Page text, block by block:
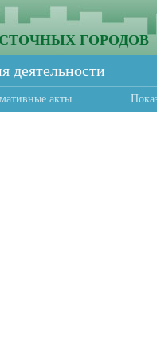
ГОРОДОВ
деятельности
акты